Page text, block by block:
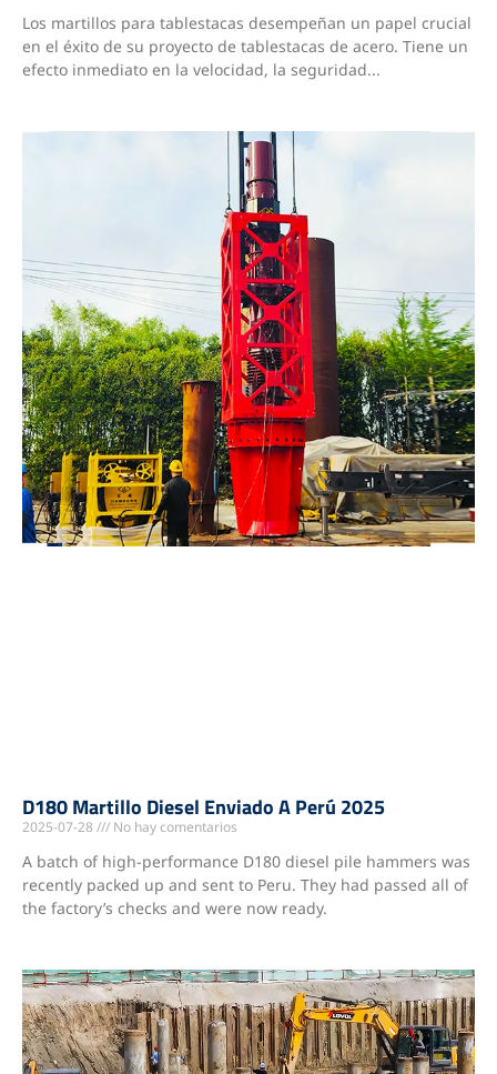
Los martillos para tablestacas desempeñan un papel crucial
en el éxito de su proyecto de tablestacas de acero. Tiene un
efecto inmediato en la velocidad, la seguridad...
D180 Martillo Diesel Enviado A Perú 2025
2025-07-28 No hay comentarios
A batch of high-performance D180 diesel pile hammers was
recently packed up and sent to Peru. They had passed all of
the factory’s checks and were now ready.